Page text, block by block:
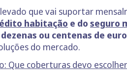
que vai suportar
habitação e do seguro
ou centenas de
do mercado.
Que coberturas devo